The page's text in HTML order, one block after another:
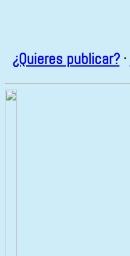
¿Quieres publicar?·